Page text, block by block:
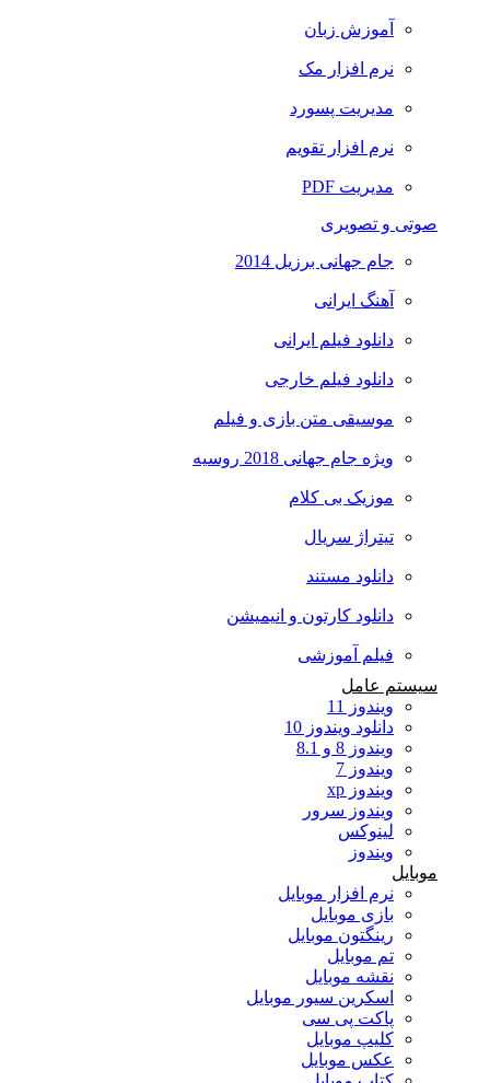
آموزش زبان
نرم افزار مک
مدیریت پسورد
نرم افزار تقویم
مدیریت PDF
صوتی و تصویری
جام جهانی برزیل 2014
آهنگ ایرانی
دانلود فیلم ایرانی
دانلود فیلم خارجی
موسیقی متن بازی و فیلم
ویژه جام جهانی 2018 روسیه
موزیک بی کلام
تیتراژ سریال
دانلود مستند
دانلود کارتون و انیمیشن
فیلم آموزشی
سیستم عامل
ویندوز 11
دانلود ویندوز 10
ویندوز 8 و 8.1
ویندوز 7
ویندوز xp
ویندوز سرور
لینوکس
ویندوز
موبایل
نرم افزار موبایل
بازی موبایل
رینگتون موبایل
تم موبایل
نقشه موبایل
اسکرین سیور موبایل
پاکت پی سی
کلیپ موبایل
عکس موبایل